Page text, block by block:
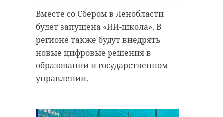
Вместе со Сбером в Ленобласти
будет запущена «ИИ-школа». В
регионе также будут внедрять
новые цифровые решения в
образовании и государственном
управлении.